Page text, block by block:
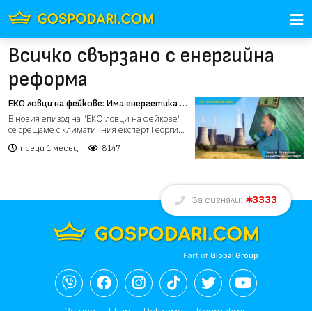
Всичко свързано с енергийна
реформа
ЕКО ловци на фейкове: Има енергетика и
след въглищните централи (видео)
В новия епизод на "ЕКО ловци на фейкове"
се срещаме с климатичния експерт Георги
преди 1 месец 8147
За сигнали: 3333
Part ofGlobal Group